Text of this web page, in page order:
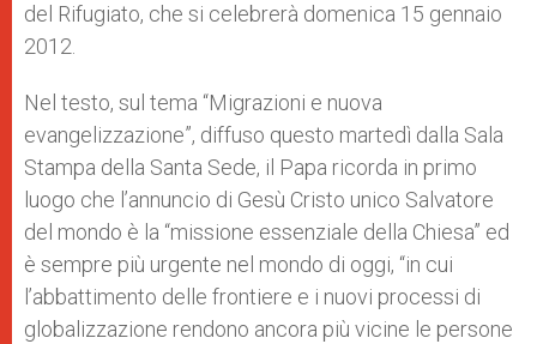
del Rifugiato, che si celebrerà domenica 15 gennaio
2012.
Nel testo, sul tema “Migrazioni e nuova
evangelizzazione”, diffuso questo martedì dalla Sala
Stampa della Santa Sede, il Papa ricorda in primo
luogo che l’annuncio di Gesù Cristo unico Salvatore
del mondo è la “missione essenziale della Chiesa” ed
è sempre più urgente nel mondo di oggi, “in cui
l’abbattimento delle frontiere e i nuovi processi di
globalizzazione rendono ancora più vicine le persone